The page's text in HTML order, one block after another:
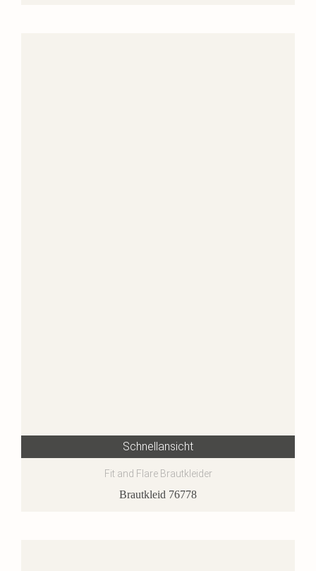
Schnellansicht
Fit and Flare Brautkleider
Brautkleid 76778